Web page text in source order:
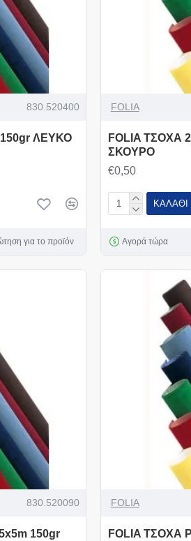
830.520400
150gr ΛΕΥΚΟ
για το προϊόν
FOLIA
FOLIA ΤΣΟΧΑ
ΣΚΟΥΡΟ
€0,50
ΚΑΛΆΘΙ
Αγορά τώρα
830.520090
150gr
FOLIA
FOLIA ΤΣΟΧΑ